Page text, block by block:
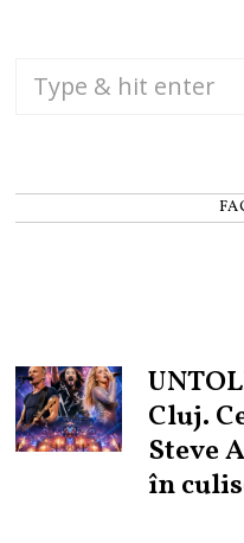
Cluj.
Steve
în